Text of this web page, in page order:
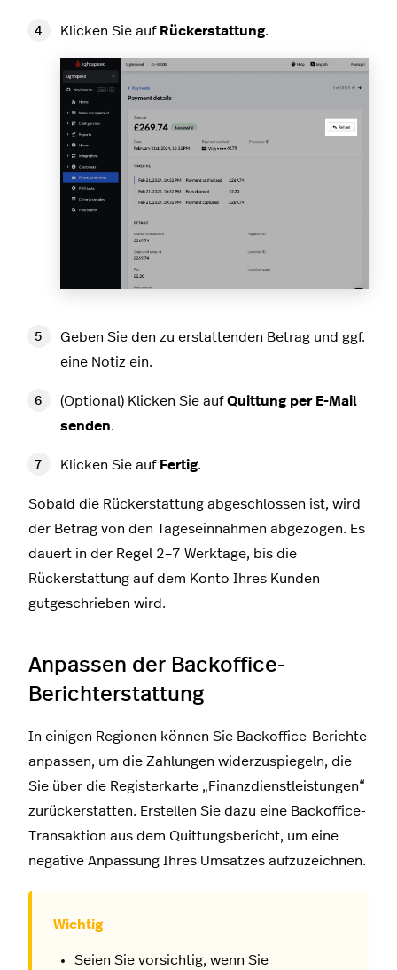
Klicken Sie auf Rückerstattung.
Geben Sie den zu erstattenden Betrag und ggf.
eine Notiz ein.
(Optional) Klicken Sie aufQuittung per E-Mail
senden.
Klicken Sie auf Fertig.
Sobald die Rückerstattung abgeschlossen ist, wird
der Betrag von den Tageseinnahmen abgezogen. Es
dauert in der Regel 2–7 Werktage, bis die
Rückerstattung auf dem Konto Ihres Kunden
gutgeschrieben wird.
Anpassen der Backoffice-
Berichterstattung
In einigen Regionen können Sie Backoffice-Berichte
anpassen, um die Zahlungen widerzuspiegeln, die
Sie über die Registerkarte „Finanzdienstleistungen“
zurückerstatten. Erstellen Sie dazu eine Backoffice-
Transaktion aus dem Quittungsbericht, um eine
negative Anpassung Ihres Umsatzes aufzuzeichnen.
Seien Sie vorsichtig, wenn Sie